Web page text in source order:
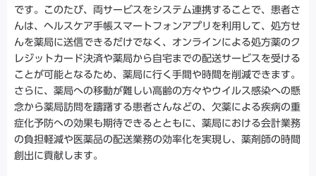
です。このたび、両サービスをシステム連携することで、患者さ
んは、ヘルスケア手帳スマートフォンアプリを利用して、処方せ
んを薬局に送信できるだけでなく、オンラインによる処方薬のク
レジットカード決済や薬局から自宅までの配送サービスを受ける
ことが可能となるため、薬局に行く手間や時間を削減できます。
さらに、薬局への移動が難しい高齢の方々やウイルス感染への懸
念から薬局訪問を躊躇する患者さんなどの、欠薬による疾病の重
症化予防への効果も期待できるとともに、薬局における会計業務
の負担軽減や医薬品の配送業務の効率化を実現し、薬剤師の時間
創出に貢献します。